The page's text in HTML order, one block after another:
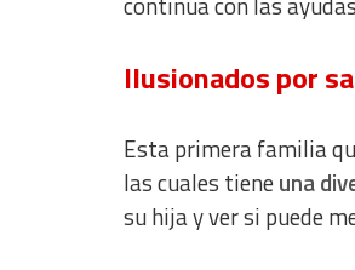
Ilusionados por
Esta primera familia
las cuales tieneuna
su hija y ver si puede
Advertising